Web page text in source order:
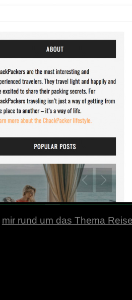
mir rund um das Thema